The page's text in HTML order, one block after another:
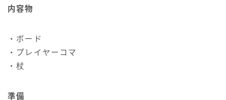
内容物
・ボード
・プレイヤーコマ
・杖
準備